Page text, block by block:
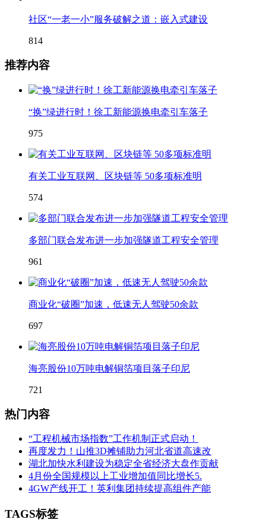
社区“一老一小”服务破解之道：嵌入式建设
814
推荐内容
“换”绿进行时！徐工新能源换电牵引车落子
975
有关工业互联网、区块链等 50多项标准明
574
多部门联合发布进一步加强隧道工程安全管理
961
商业化“破圈”加速，低速无人驾驶50余款
697
海亮股份10万吨电解铜箔项目落子印尼
721
热门内容
“工程机械市场指数”工作机制正式启动！
再度发力！山推3D摊铺助力河北省道高速改
湖北加快水利建设为稳定全省经济大盘作贡献
4月份全国规模以上工业增加值同比增长5.
4GW产线开工！英利集团持续提高组件产能
TAGS标签